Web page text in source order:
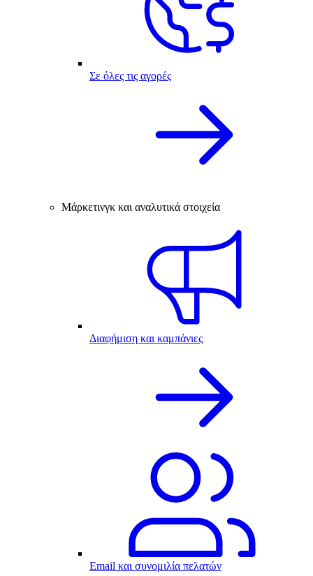
Σε όλες τις αγορές
Μάρκετινγκ και αναλυτικά στοιχεία
Διαφήμιση και καμπάνιες
Email και συνομιλία πελατών